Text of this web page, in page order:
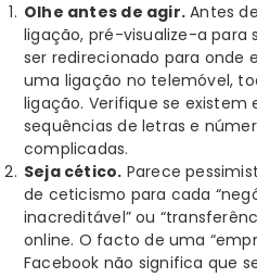
Olhe antes de agir. Antes
ligação, pré-visualize-a para
ser redirecionado para onde
uma ligação no telemóvel,
ligação. Verifique se existem
sequências de letras e
complicadas.
Seja cético. Parece
de ceticismo para cada
inacreditável” ou
online. O facto de uma
Facebook não significa que